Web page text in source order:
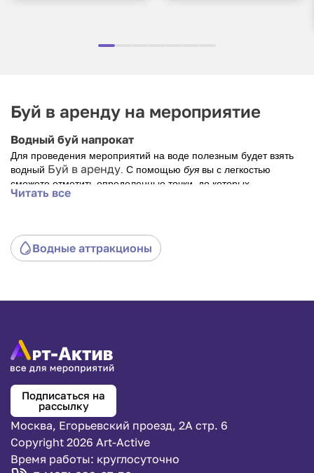
Буй в аренду на мероприятие
Водный буй напрокат
Для проведения мероприятий на воде полезным будет взять
водный Буй в аренду. С помощью буя вы с легкостью
сможете отметить определенные точки, до которых
необходимо доплыть. Или наоборот ограничить зону при
Читать все
Водные аттракционы
Подписаться на
рассылку
Москва, Егорьевский проезд, 2А стр. 6
Copyright 2026 Art-Active
Время работы: круглосуточно